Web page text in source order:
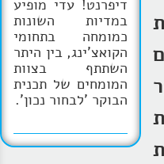
דיפרנט! עדי מופיע
במדיות השונות
כמומחה בתחומי
הקואצ'ינג, בין היתר
השתתף בצוות
המומחים של תכנית
הבוקר 'לבחור נכון'.